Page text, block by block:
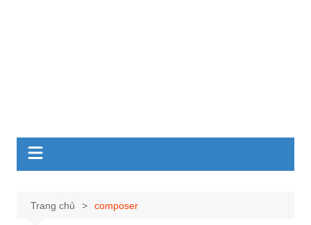
Trang chủ composer